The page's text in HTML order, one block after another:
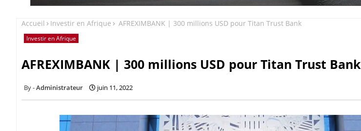
Accueil Investir en Afrique AFREXIMBANK | 300 millions USD pour Titan Trust Bank
Investir en Afrique
AFREXIMBANK | 300 millions USD pour Titan Trust Bank
Administrateur juin 11, 2022